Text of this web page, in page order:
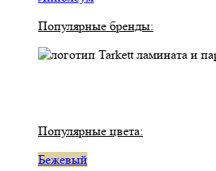
Популярные бренды:
Популярные цвета:
Бежевый